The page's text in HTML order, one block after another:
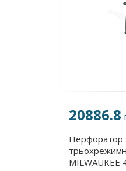
20886.8
Перфоратор
MILWAUKEE